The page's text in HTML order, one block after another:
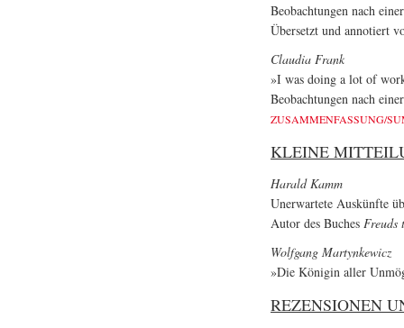
Beobachtungen nach
Übersetzt und annotiert
Claudia Frank
»I was doing a lot of
Beobachtungen nach
ZUSAMMENFASSUNG/
KLEINE
Harald Kamm
Unerwartete Auskünfte
Autor des Buches Freuds
Wolfgang Martynkewicz
»Die Königin aller
REZENSIONEN